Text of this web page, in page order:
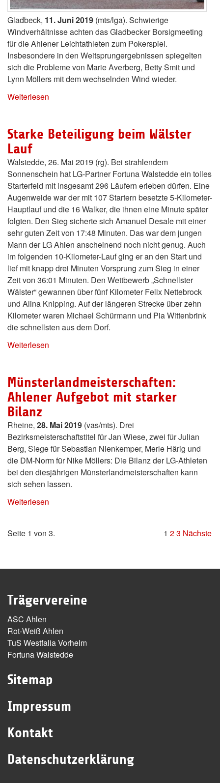
Gladbeck, 11. Juni 2019 (mts/lga). Schwierige
Windverhältnisse achten das Gladbecker Borsigmeeting
für die Ahlener Leichtathleten zum Pokerspiel.
Insbesondere in den Weitsprungergebnissen spiegelten
sich die Probleme von Marie Averberg, Betty Smit und
Lynn Möllers mit dem wechselnden Wind wieder.
Weiterlesen
Starke Beteiligung beim Wälster
Lauf
Walstedde, 26. Mai 2019 (rg). Bei strahlendem
Sonnenschein hat LG-Partner Fortuna Walstedde ein tolles
Starterfeld mit insgesamt 296 Läufern erleben dürfen. Eine
Augenweide war der mit 107 Startern besetzte 5-Kilometer-
Hauptlauf und die 16 Walker, die ihnen eine Minute später
folgten. Den Sieg sicherte sich Amanuel Desale mit einer
sehr guten Zeit von 17:48 Minuten. Das war dem jungen
Mann der LG Ahlen anscheinend noch nicht genug. Auch
im folgenden 10-Kilometer-Lauf ging er an den Start und
lief mit knapp drei Minuten Vorsprung zum Sieg in einer
Zeit von 36:01 Minuten. Den Wettbewerb „Schnellster
Wälster“ gewannen über fünf Kilometer Felix Nettebrock
und Alina Knipping. Auf der längeren Strecke über zehn
Kilometer waren Michael Schürmann und Pia Wittenbrink
die schnellsten aus dem Dorf.
Weiterlesen
Münsterlandmeisterschaften:
Ahlener Aufgebot mit starker
Bilanz
Rheine, 28. Mai 2019 (vas/mts). Drei
Bezirksmeisterschaftstitel für Jan Wiese, zwei für Julian
Berg, Siege für Sebastian Nienkemper, Merle Härig und
die DM-Norm für Nike Möllers: Die Bilanz der LG-Athleten
bei den diesjährigen Münsterlandmeisterschaften kann
sich sehen lassen.
Weiterlesen
Seite 1 von 3. 1 23 Nächste
Trägervereine
ASC Ahlen
Rot-Weiß Ahlen
TuS Westfalia Vorhelm
Fortuna Walstedde
Sitemap
Impressum
Kontakt
Datenschutzerklärung